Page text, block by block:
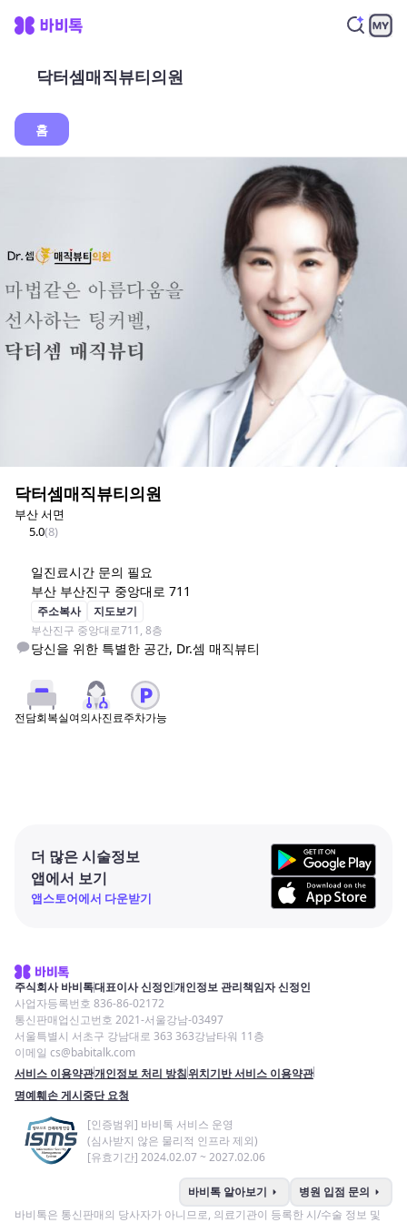
닥터셈매직뷰티의원
홈
닥터셈매직뷰티의원
부산 서면
5.0(8)
일진료시간 문의 필요
부산 부산진구 중앙대로 711
주소복사
지도보기
부산진구 중앙대로711, 8층
당신을 위한 특별한 공간, Dr.셈 매직뷰티
전담회복실여의사진료주차가능
더 많은 시술정보
앱에서 보기
앱스토어에서 다운받기
주식회사 바비톡대표이사 신정인개인정보 관리책임자 신정인
사업자등록번호 836-86-02172
통신판매업신고번호 2021-서울강남-03497
서울특별시 서초구 강남대로 363 363강남타워 11층
이메일 cs@babitalk.com
서비스 이용약관개인정보 처리 방침위치기반 서비스 이용약관
명예훼손 게시중단 요청
[인증범위] 바비톡 서비스 운영
(심사받지 않은 물리적 인프라 제외)
[유효기간] 2024.02.07 ~ 2027.02.06
바비톡 알아보기 arrow_right 병원 입점 문의 arrow_right
바비톡은 통신판매의 당사자가 아니므로, 의료기관이 등록한 시/수술 정보 및